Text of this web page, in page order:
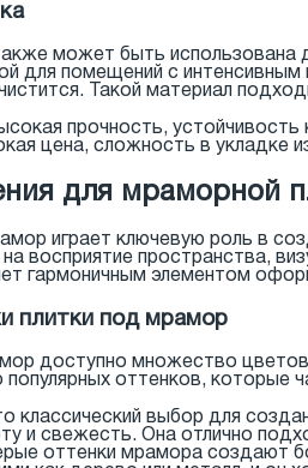
может быть
для помещений с интенсивным
Такой материал
прочность,
цена, сложность в укладке
для мраморной
играет ключевую роль в
восприятие пространства,
гармоничным элементом
плитки под мрамор
доступно множество
оттенков, которые
классический выбор для
и свежесть. Она отлично
оттенки мрамора создают